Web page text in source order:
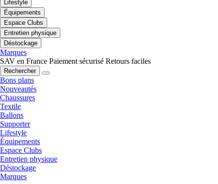
Lifestyle
Équipements
Espace Clubs
Entretien physique
Déstockage
Marques
SAV en France Paiement sécurisé Retours faciles
Rechercher
Bons plans
Nouveautés
Chaussures
Textile
Ballons
Supporter
Lifestyle
Équipements
Espace Clubs
Entretien physique
Déstockage
Marques